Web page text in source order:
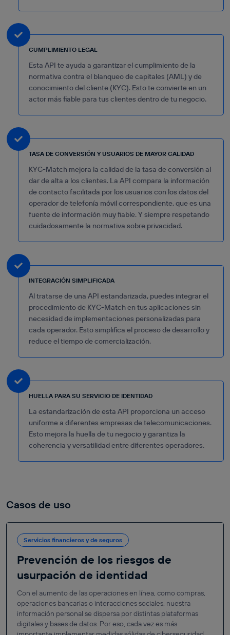
CUMPLIMIENTO LEGAL
Esta API te ayuda a garantizar el cumplimiento de la
normativa contra el blanqueo de capitales (AML) y de
conocimiento del cliente (KYC). Esto te convierte en un
actor más fiable para tus clientes dentro de tu negocio.
TASA DE CONVERSIÓN Y USUARIOS DE MAYOR CALIDAD
KYC-Match mejora la calidad de la tasa de conversión al
dar de alta a los clientes. La API compara la información
de contacto facilitada por los usuarios con los datos del
operador de telefonía móvil correspondiente, que es una
fuente de información muy fiable. Y siempre respetando
cuidadosamente la normativa sobre privacidad.
INTEGRACIÓN SIMPLIFICADA
Al tratarse de una API estandarizada, puedes integrar el
procedimiento de KYC-Match en tus aplicaciones sin
necesidad de implementaciones personalizadas para
cada operador. Esto simplifica el proceso de desarrollo y
reduce el tiempo de comercialización.
HUELLA PARA SU SERVICIO DE IDENTIDAD
La estandarización de esta API proporciona un acceso
uniforme a diferentes empresas de telecomunicaciones.
Esto mejora la huella de tu negocio y garantiza la
coherencia y versatilidad entre diferentes operadores.
Casos de uso
Servicios financieros y de seguros
Prevención de los riesgos de
usurpación de identidad
Con el aumento de las operaciones en línea, como compras,
operaciones bancarias o interacciones sociales, nuestra
información personal se dispersa por distintas plataformas
digitales y bases de datos. Por eso, cada vez es más